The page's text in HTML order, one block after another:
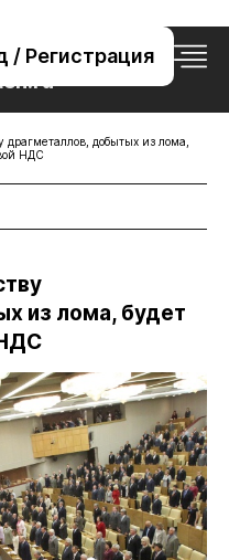
/ Регистрация
76-32
драгметаллов, добытых из лома,
НДС
из лома, будет